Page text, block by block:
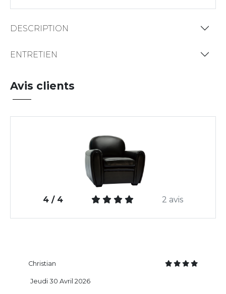
DESCRIPTION
ENTRETIEN
Avis clients
4 / 4 2 avis
Christian
Jeudi 30 Avril 2026